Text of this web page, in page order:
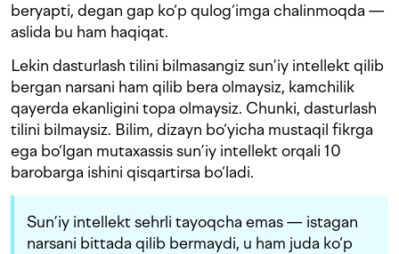
beryapti, degan gap ko‘p qulog‘imga chalinmoqda —
aslida bu ham haqiqat.
Lekin dasturlash tilini bilmasangiz sun’iy intellekt qilib
bergan narsani ham qilib bera olmaysiz, kamchilik
qayerda ekanligini topa olmaysiz. Chunki, dasturlash
tilini bilmaysiz. Bilim, dizayn bo‘yicha mustaqil fikrga
ega bo‘lgan mutaxassis sun’iy intellekt orqali 10
barobarga ishini qisqartirsa bo‘ladi.
Sun’iy intellekt sehrli tayoqcha emas — istagan
narsani bittada qilib bermaydi, u ham juda ko‘p